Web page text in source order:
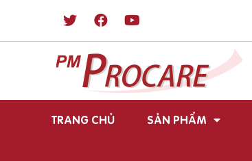
TRANG CHỦ SẢN PHẨM